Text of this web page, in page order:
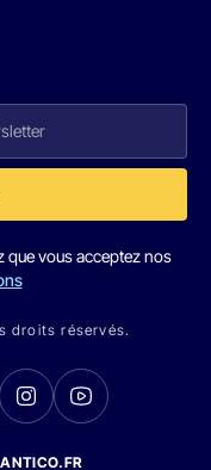
que vous acceptez nos
droits réservés.